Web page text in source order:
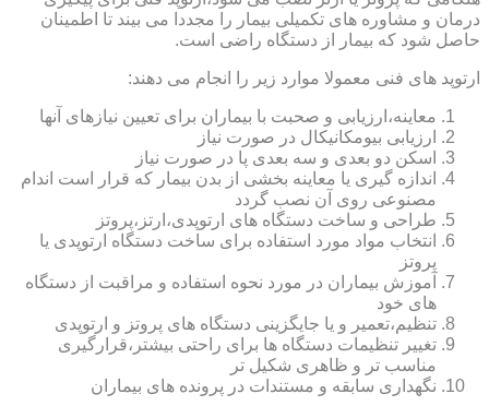
درمان و مشاوره های تکمیلی بیمار را مجددا می بیند تا اطمینان
حاصل شود که بیمار از دستگاه راضی است.
ارتوپد های فنی معمولا موارد زیر را انجام می دهند:
معاینه،ارزیابی و صحبت با بیماران برای تعیین نیازهای آنها
ارزیابی بیومکانیکال در صورت نیاز
اسکن دو بعدی و سه بعدی پا در صورت نیاز
اندازه گیری یا معاینه بخشی از بدن بیمار که قرار است اندام
مصنوعی روی آن نصب گردد
طراحی و ساخت دستگاه های ارتوپدی،ارتز،پروتز
انتخاب مواد مورد استفاده برای ساخت دستگاه ارتوپدی یا
پروتز
آموزش بیماران در مورد نحوه استفاده و مراقبت از دستگاه
های خود
تنظیم،تعمیر و یا جایگزینی دستگاه های پروتز و ارتوپدی
تغییر تنظیمات دستگاه ها برای راحتی بیشتر،قرارگیری
مناسب تر و ظاهری شکیل تر
نگهداری سابقه و مستندات در پرونده های بیماران